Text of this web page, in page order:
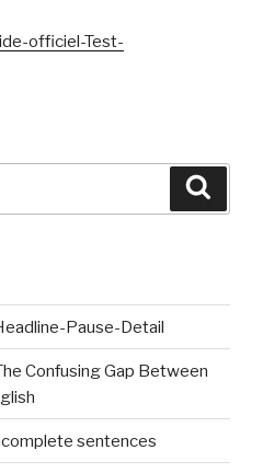
officiel-Test-
Pause-Detail
Confusing Gap Between
sentences